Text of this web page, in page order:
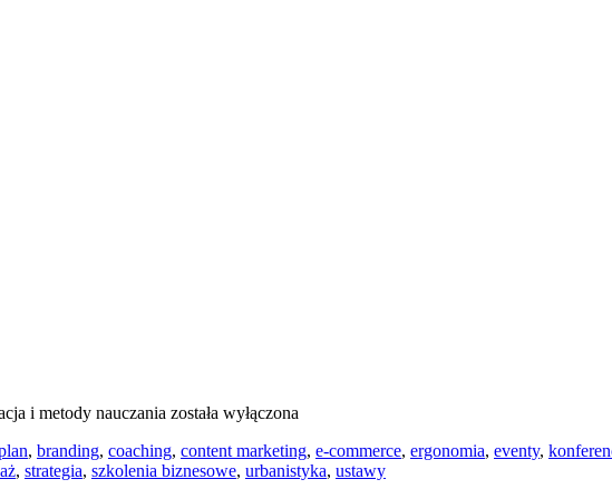
i metody nauczania została wyłączona
, branding, coaching, content marketing, e-commerce, ergonomia, eventy,
, strategia, szkolenia biznesowe, urbanistyka, ustawy